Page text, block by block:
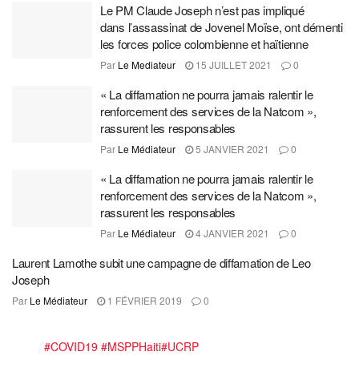
Le PM Claude Joseph n’est pas impliqué
dans l’assassinat de Jovenel Moïse, ont démenti
les forces police colombienne et haïtienne
Par Le Mediateur 15 JUILLET 2021 0
« La diffamation ne pourra jamais ralentir le
renforcement des services de la Natcom »,
rassurent les responsables
Par Le Médiateur 5 JANVIER 2021 0
« La diffamation ne pourra jamais ralentir le
renforcement des services de la Natcom »,
rassurent les responsables
Par Le Médiateur 4 JANVIER 2021 0
Laurent Lamothe subit une campagne de diffamation de Leo
Joseph
Par Le Médiateur 1 FÉVRIER 2019 0
#COVID19 #MSPPHaiti#UCRP